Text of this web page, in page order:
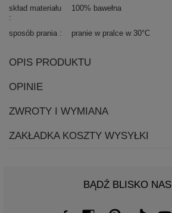
skład materiału 100% bawełna
sposób prania pranie w pralce w 30°C
OPIS PRODUKTU
OPINIE
ZWROTY I WYMIANA
ZAKŁADKA KOSZTY WYSYŁKI
BĄDŹ BLISKO NAS